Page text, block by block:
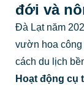
đới và
Đà Lạt năm
vườn hoa công
cách du lịch
Hoạt động cụ